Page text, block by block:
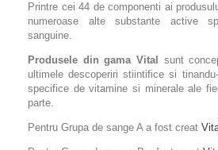
Printre cei 44 de componenti ai
numeroase alte substante active
sanguine.
Produsele din gama Vital
sunt
ultimele descoperiri stiintifice si
specifice de vitamine si minerale ale
parte.
Pentru Grupa de sange A a fost creat